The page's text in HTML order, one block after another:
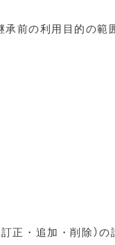
前の利用目的の範
正・追加・削除）